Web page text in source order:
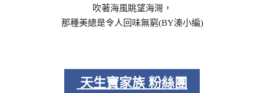
吹著海風眺望海灣，
那種美總是令人回味無窮(BY溱小編)
天生寶家族 粉絲團